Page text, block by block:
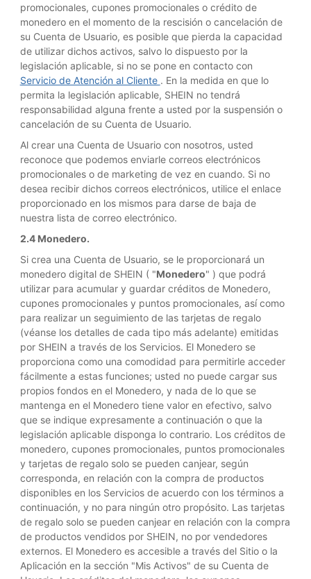
promocionales, cupones promocionales o crédito de
monedero en el momento de la rescisión o cancelación de
su Cuenta de Usuario, es posible que pierda la capacidad
de utilizar dichos activos, salvo lo dispuesto por la
legislación aplicable, si no se pone en contacto con
Servicio de Atención al Cliente . En la medida en que lo
permita la legislación aplicable, SHEIN no tendrá
responsabilidad alguna frente a usted por la suspensión o
cancelación de su Cuenta de Usuario.
Al crear una Cuenta de Usuario con nosotros, usted
reconoce que podemos enviarle correos electrónicos
promocionales o de marketing de vez en cuando. Si no
desea recibir dichos correos electrónicos, utilice el enlace
proporcionado en los mismos para darse de baja de
nuestra lista de correo electrónico.
2.4 Monedero.
Si crea una Cuenta de Usuario, se le proporcionará un
monedero digital de SHEIN ( "Monedero" ) que podrá
utilizar para acumular y guardar créditos de Monedero,
cupones promocionales y puntos promocionales, así como
para realizar un seguimiento de las tarjetas de regalo
(véanse los detalles de cada tipo más adelante) emitidas
por SHEIN a través de los Servicios. El Monedero se
proporciona como una comodidad para permitirle acceder
fácilmente a estas funciones; usted no puede cargar sus
propios fondos en el Monedero, y nada de lo que se
mantenga en el Monedero tiene valor en efectivo, salvo
que se indique expresamente a continuación o que la
legislación aplicable disponga lo contrario. Los créditos de
monedero, cupones promocionales, puntos promocionales
y tarjetas de regalo solo se pueden canjear, según
corresponda, en relación con la compra de productos
disponibles en los Servicios de acuerdo con los términos a
continuación, y no para ningún otro propósito. Las tarjetas
de regalo solo se pueden canjear en relación con la compra
de productos vendidos por SHEIN, no por vendedores
externos. El Monedero es accesible a través del Sitio o la
Aplicación en la sección "Mis Activos" de su Cuenta de